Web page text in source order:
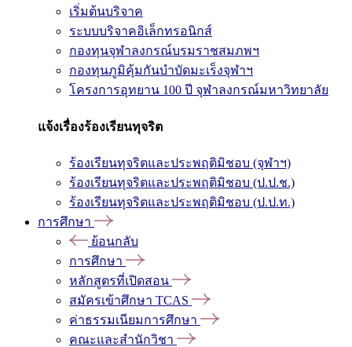
เริ่มต้นบริจาค
ระบบบริจาคอิเล็กทรอนิกส์
กองทุนจุฬาลงกรณ์บรมราชสมภพฯ
กองทุนภูมิคุ้มกันบำบัดมะเร็งจุฬาฯ
โครงการอุทยาน 100 ปี จุฬาลงกรณ์มหาวิทยาลัย
แจ้งเรื่องร้องเรียนทุจริต
ร้องเรียนทุจริตและประพฤติมิชอบ (จุฬาฯ)
ร้องเรียนทุจริตและประพฤติมิชอบ (ป.ป.ช.)
ร้องเรียนทุจริตและประพฤติมิชอบ (ป.ป.ท.)
การศึกษา
ย้อนกลับ
การศึกษา
หลักสูตรที่เปิดสอน
สมัครเข้าศึกษา TCAS
ค่าธรรมเนียมการศึกษา
คณะและสำนักวิชา